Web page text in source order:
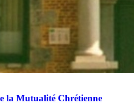
la Mutualité Chrétienne